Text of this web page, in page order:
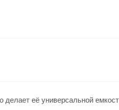
делает её универсальной